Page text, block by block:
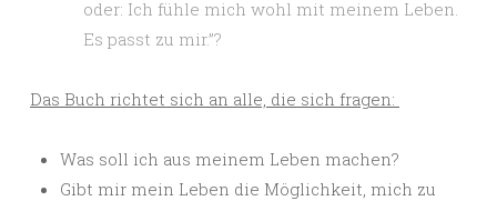
oder: Ich fühle mich wohl mit meinem Leben.
Es passt zu mir.”?
Das Buch richtet sich an alle, die sich fragen:
Was soll ich aus meinem Leben machen?
Gibt mir mein Leben die Möglichkeit, mich zu